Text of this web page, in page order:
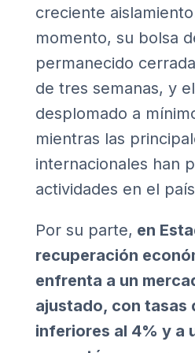
creciente
momento, su bolsa
permanecido
de tres semanas, y
desplomado a
mientras las
internacionales han
actividades en el país
Por su parte, en
recuperación
enfrenta a un
ajustado, con tasas
inferiores al 4% y a